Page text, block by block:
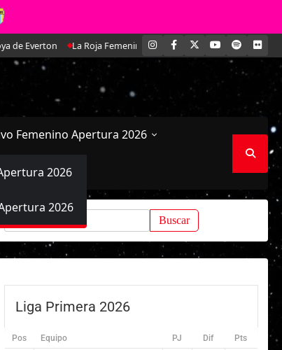
Roja Femenina Sub-17 enfrentará a Argentina en doble
INSTAGRAM
FACEBOOK YOUTUBE
SPOTIFY
Femenino Apertura 2026
2026
2026
Buscar:
Liga Primera 2026
Pos Equipo PJ Dif Pts